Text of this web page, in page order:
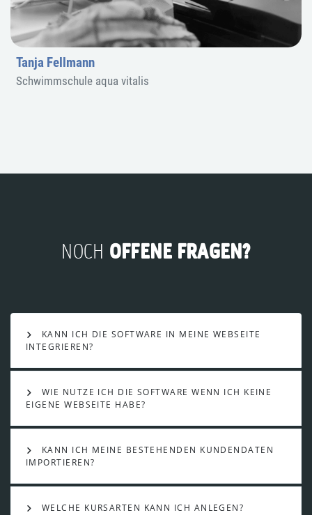
Tanja Fellmann
Schwimmschule aqua vitalis
NOCH OFFENE FRAGEN?
KANN ICH DIE SOFTWARE IN MEINE WEBSEITE
INTEGRIEREN?
WIE NUTZE ICH DIE SOFTWARE WENN ICH KEINE
EIGENE WEBSEITE HABE?
KANN ICH MEINE BESTEHENDEN KUNDENDATEN
IMPORTIEREN?
WELCHE KURSARTEN KANN ICH ANLEGEN?